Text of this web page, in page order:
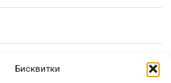
Бисквитки